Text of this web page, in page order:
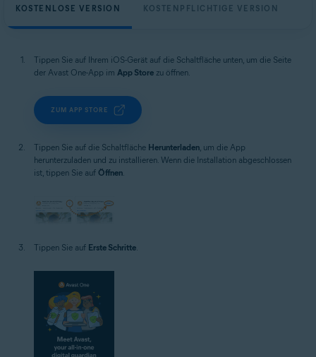
KOSTENLOSE VERSION KOSTENPFLICHTIGE VERSION
Tippen Sie auf Ihrem iOS-Gerät auf die Schaltfläche unten, um die Seite
der Avast One-App im App Store zu öffnen.
ZUM APP STORE
Tippen Sie auf die Schaltfläche Herunterladen, um die App
herunterzuladen und zu installieren. Wenn die Installation abgeschlossen
ist, tippen Sie auf Öffnen.
Tippen Sie auf Erste Schritte